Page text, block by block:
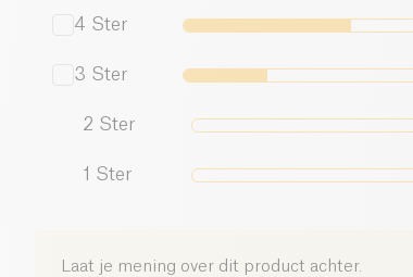
4 Ster
3 Ster
2 Ster
1 Ster
Laat je mening over dit product achter.